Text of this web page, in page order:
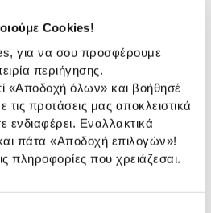
Cookies!
για να σου προσφέρουμε
περιήγησης.
«Αποδοχή όλων» και βοήθησέ
προτάσεις μας αποκλειστικά
ενδιαφέρει. Εναλλακτικά
πάτα «Αποδοχή επιλογών»!
πληροφορίες που χρειάζεσαι.